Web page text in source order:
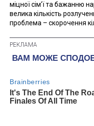
міцної сім'ї та бажанню
велика кількість
проблема – скорочення